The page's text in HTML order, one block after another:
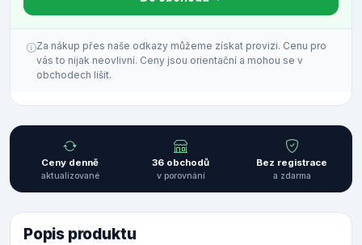
Za nákup přes naše odkazy můžeme získat provizi. Cenu pro
vás to nijak neovlivní. Ceny jsou orientační a mohou se v
obchodech lišit.
Ceny denně
aktualizované
36 obchodů
v porovnání
Bez registrace
a zdarma
Popis produktu